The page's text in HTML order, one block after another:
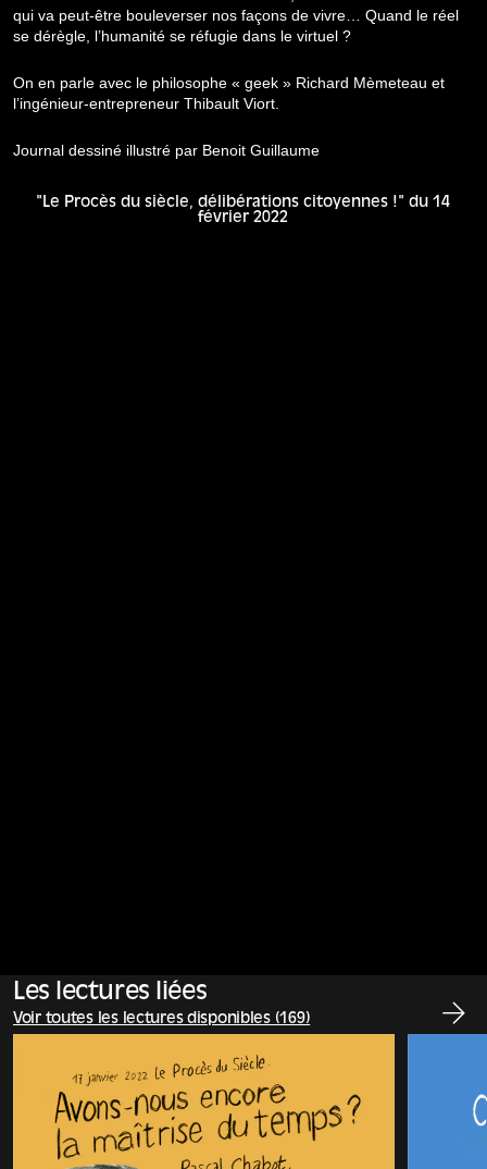
qui va peut-être bouleverser nos façons de vivre… Quand le réel
se dérègle, l’humanité se réfugie dans le virtuel ?
On en parle avec le philosophe « geek » Richard Mèmeteau et
l’ingénieur-entrepreneur Thibault Viort.
Journal dessiné illustré par Benoit Guillaume
"Le Procès du siècle, délibérations citoyennes !" du 14
février 2022
Les lectures liées
Voir toutes les lectures disponibles (169)